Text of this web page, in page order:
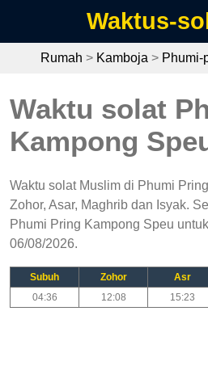
Waktus-
Rumah > Kamboja > Phumi-
Waktu solat
Kampong
Waktu solat Muslim di Phumi
Zohor, Asar, Maghrib dan Isyak.
Phumi Pring Kampong Speu
06/08/2026.
Subuh Zohor Asr
04:36
12:08 15:23